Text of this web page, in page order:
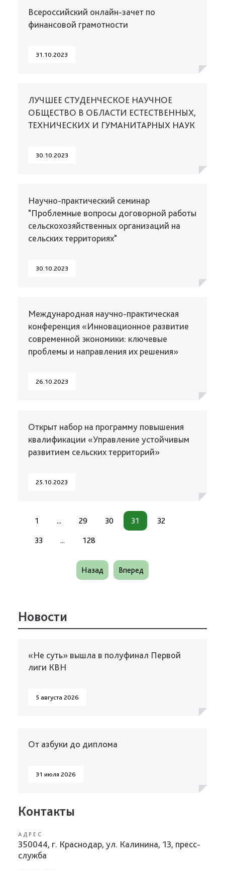
Всероссийский онлайн-зачет по
финансовой грамотности
31.10.2023
ЛУЧШЕЕ СТУДЕНЧЕСКОЕ НАУЧНОЕ
ОБЩЕСТВО В ОБЛАСТИ ЕСТЕСТВЕННЫХ,
ТЕХНИЧЕСКИХ И ГУМАНИТАРНЫХ НАУК
30.10.2023
Научно-практический семинар
"Проблемные вопросы договорной работы
сельскохозяйственных организаций на
сельских территориях"
30.10.2023
Международная научно-практическая
конференция «Инновационное развитие
современной экономики: ключевые
проблемы и направления их решения»
26.10.2023
Открыт набор на программу повышения
квалификации «Управление устойчивым
развитием сельских территорий»
25.10.2023
1 ... 29 30 31 32
33 ... 128
Назад Вперед
Новости
«Не суть» вышла в полуфинал Первой
лиги КВН
5 августа 2026
От азбуки до диплома
31 июля 2026
Контакты
АДРЕС
350044, г. Краснодар, ул. Калинина, 13, пресс-
служба